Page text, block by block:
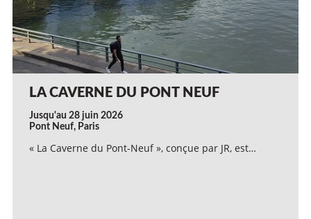
LA CAVERNE DU PONT NEUF
Jusqu'au 28 juin 2026
Pont Neuf, Paris
« La Caverne du Pont-Neuf », conçue par JR, est…